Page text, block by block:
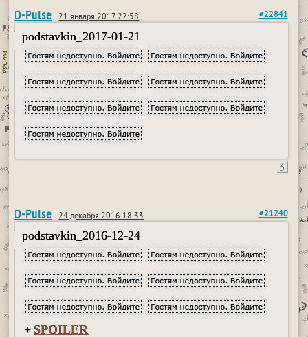
D-Pulse 21 января 2017 22:58 #22841
podstavkin_2017-01-21
3
D-Pulse 24 декабря 2016 18:33 #21240
podstavkin_2016-12-24
+ SPOILER